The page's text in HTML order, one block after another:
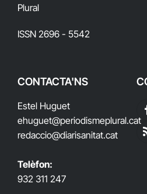
Plural
ISSN 2696 - 5542
CONTACTA'NS
Estel Huguet
ehuguet@periodismeplural.cat
redaccio@diarisanitat.cat
Telèfon:
932 311 247